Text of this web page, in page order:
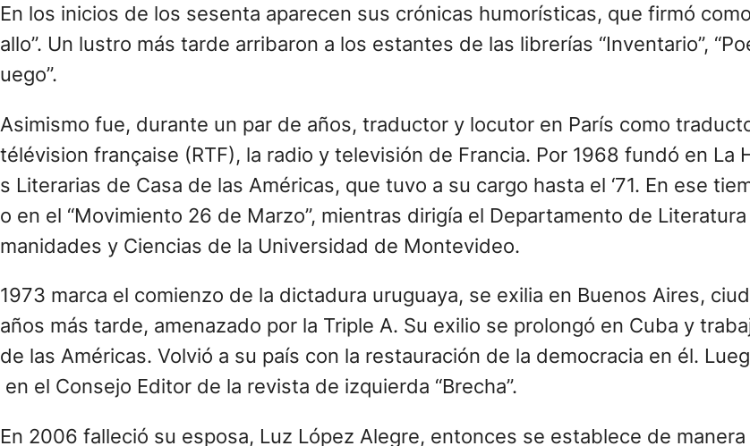
En los inicios de los sesenta aparecen sus crónicas humorísticas, que firmó
allo”. Un lustro más tarde arribaron a los estantes de las librerías “Inventario”,
uego”.
Asimismo fue, durante un par de años, traductor y locutor en París como
télévision française (RTF), la radio y televisión de Francia. Por 1968 fundó en La
s Literarias de Casa de las Américas, que tuvo a su cargo hasta el ‘71. En ese
o en el “Movimiento 26 de Marzo”, mientras dirigía el Departamento de
manidades y Ciencias de la Universidad de Montevideo.
1973 marca el comienzo de la dictadura uruguaya, se exilia en Buenos Aires,
años más tarde, amenazado por la Triple A. Su exilio se prolongó en Cuba y
de las Américas. Volvió a su país con la restauración de la democracia en él.
en el Consejo Editor de la revista de izquierda “Brecha”.
En 2006 falleció su esposa, Luz López Alegre, entonces se establece de